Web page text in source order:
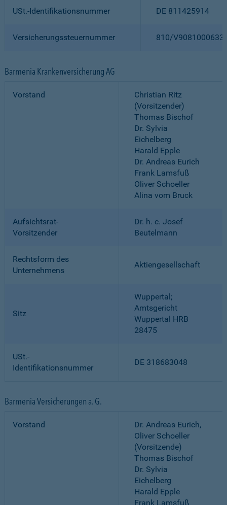
USt.-Identifikationsnummer DE 811425914
Versicherungssteuernummer 810/
Barmenia Krankenversicherung AG
Vorstand
Christian Ritz
(Vorsitzender)
Thomas Bischof
Dr. Sylvia
Eichelberg
Harald Epple
Dr. Andreas Eurich
Frank Lamsfuß
Oliver Schoeller
Alina vom Bruck
Aufsichtsrat-
Vorsitzender
Dr. h. c. Josef
Beutelmann
Rechtsform des
Unternehmens
Aktiengesellschaft
Sitz
Wuppertal;
Amtsgericht
Wuppertal HRB
28475
USt.-
Identifikationsnummer
DE 318683048
Barmenia Versicherungen a. G.
Vorstand
Dr. Andreas Eurich,
Oliver Schoeller
(Vorsitzende)
Thomas Bischof
Dr. Sylvia
Eichelberg
Harald Epple
Frank Lamsfuß